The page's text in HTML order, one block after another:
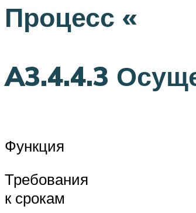
Процесс «
A3.4.4.3
Функция
Требования
к срокам